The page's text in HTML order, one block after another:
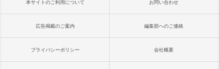
本サイトのご利用について お問い合わせ
広告掲載のご案内 編集部へのご連絡
プライバシーポリシー 会社概要